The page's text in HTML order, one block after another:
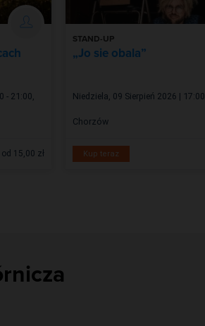
- 21:00,
od 15,00 zł
STAND-UP
„Jo sie obala”
Niedziela, 09 Sierpień 2026 | 17:00
Chorzów
Kup teraz